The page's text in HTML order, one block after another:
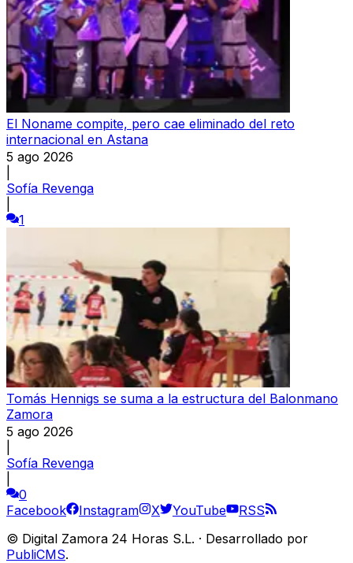
El Noname compite, pero cae eliminado del reto
internacional en Astana
5 ago 2026
Sofía Revenga
1
Tomás Hennigs se suma a la estructura del Balonmano
Zamora
5 ago 2026
Sofía Revenga
0
Facebook
Instagram X YouTube
RSS
© Digital Zamora 24 Horas S.L. · Desarrollado por
PubliCMS.